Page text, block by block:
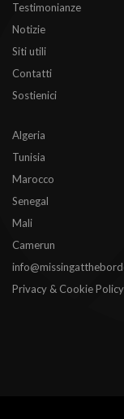
Testimonianze
Notizie
Siti utili
Contatti
Sostienici
Algeria
Tunisia
Marocco
Senegal
Mali
Camerun
Privacy & Cookie Policy